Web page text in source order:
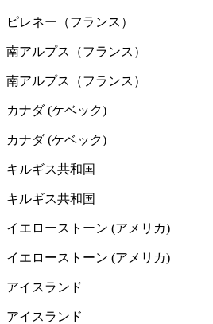
ピレネー（フランス）
南アルプス（フランス）
南アルプス（フランス）
カナダ (ケベック)
カナダ (ケベック)
キルギス共和国
キルギス共和国
イエローストーン (アメリカ)
イエローストーン (アメリカ)
アイスランド
アイスランド